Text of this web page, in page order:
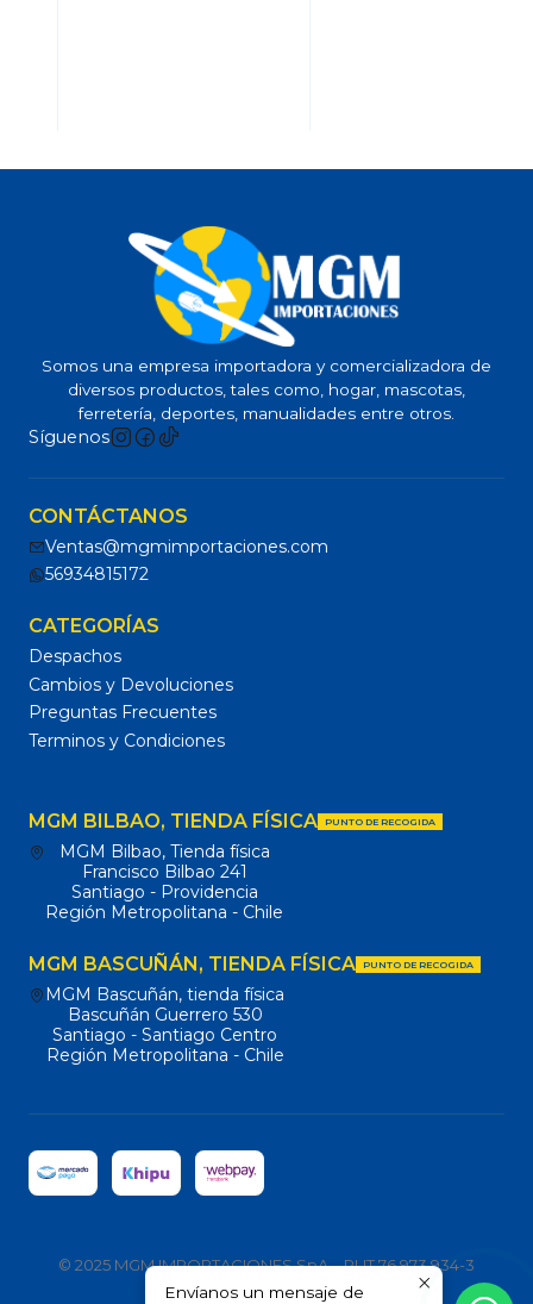
Somos una empresa importadora y comercializadora de
diversos productos, tales como, hogar, mascotas,
ferretería, deportes, manualidades entre otros.
Síguenos
CONTÁCTANOS
Ventas@mgmimportaciones.com
56934815172
CATEGORÍAS
Despachos
Cambios y Devoluciones
Preguntas Frecuentes
Terminos y Condiciones
MGM BILBAO, TIENDA FÍSICA PUNTO DE RECOGIDA
MGM Bilbao, Tienda física
Francisco Bilbao 241
Santiago - Providencia
Región Metropolitana - Chile
MGM BASCUÑÁN, TIENDA FÍSICA PUNTO DE RECOGIDA
MGM Bascuñán, tienda física
Bascuñán Guerrero 530
Santiago - Santiago Centro
Región Metropolitana - Chile
© 2025 MGM IMPORTACIONES SpA – RUT 76.973.934-3
Todos los derechos reservados.
Envíanos un mensaje de